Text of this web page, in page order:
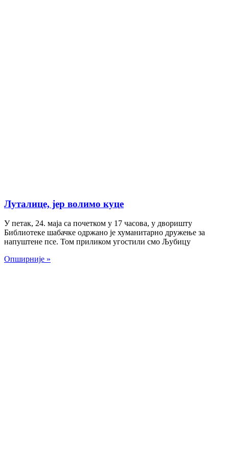
Луталице, јер волимо куце
У петак, 24. маја са почетком у 17 часова, у дворишту
Библиотеке шабачке одржано је хуманитарно дружење за
напуштене псе. Том приликом угостили смо Љубицу
Опширније »